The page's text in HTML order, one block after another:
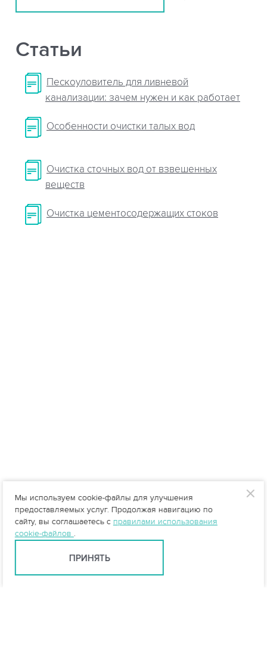
Статьи
Пескоуловитель для ливневой
канализации: зачем нужен и как работает
Особенности очистки талых вод
Очистка сточных вод от взвешенных
веществ
Очистка цементосодержащих стоков
Мы используем cookie-файлы для улучшения
предоставляемых услуг. Продолжая навигацию по
сайту, вы соглашаетесь с правилами использования
cookie-файлов .
ПРИНЯТЬ